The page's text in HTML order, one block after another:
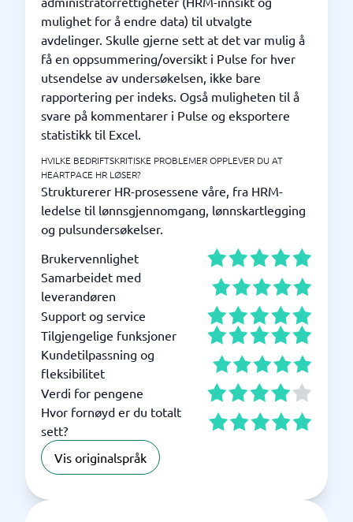
mulighet for å endre data) til utvalgte
avdelinger. Skulle gjerne sett at det var mulig å
få en oppsummering/oversikt i Pulse for hver
utsendelse av undersøkelsen, ikke bare
rapportering per indeks. Også muligheten til å
svare på kommentarer i Pulse og eksportere
statistikk til Excel.
HVILKE BEDRIFTSKRITISKE PROBLEMER OPPLEVER DU AT
HEARTPACE HR LØSER?
Strukturerer HR-prosessene våre, fra HRM-
ledelse til lønnsgjennomgang, lønnskartlegging
og pulsundersøkelser.
Brukervennlighet
Samarbeidet med
leverandøren
Support og service
Tilgjengelige funksjoner
Kundetilpassning og
fleksibilitet
Verdi for pengene
Hvor fornøyd er du totalt
sett?
Vis originalspråk